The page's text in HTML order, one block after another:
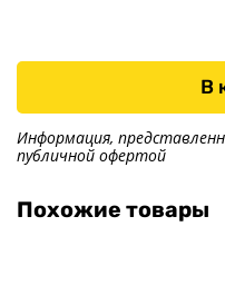
В
Информация,
публичной офертой
Похожие товары